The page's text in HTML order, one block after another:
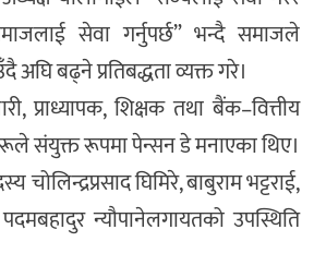
सेवा गर्नुपर्छ” भन्दै समाजले
अघि बढ्ने प्रतिबद्धता व्यक्त गरे।
प्राध्यापक, शिक्षक तथा बैंक–वित्तीय
संयुक्त रूपमा पेन्सन डे मनाएका थिए।
चोलिन्द्रप्रसाद घिमिरे, बाबुराम भट्टराई,
न्यौपानेलगायतको उपस्थिति